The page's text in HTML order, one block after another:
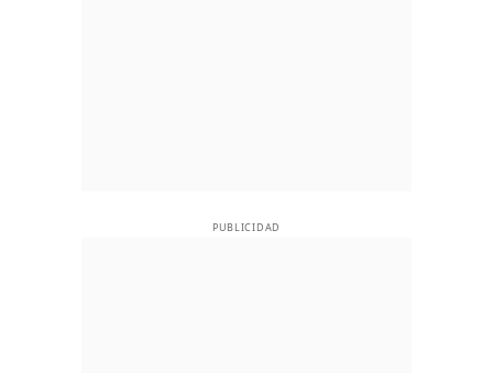
PUBLICIDAD